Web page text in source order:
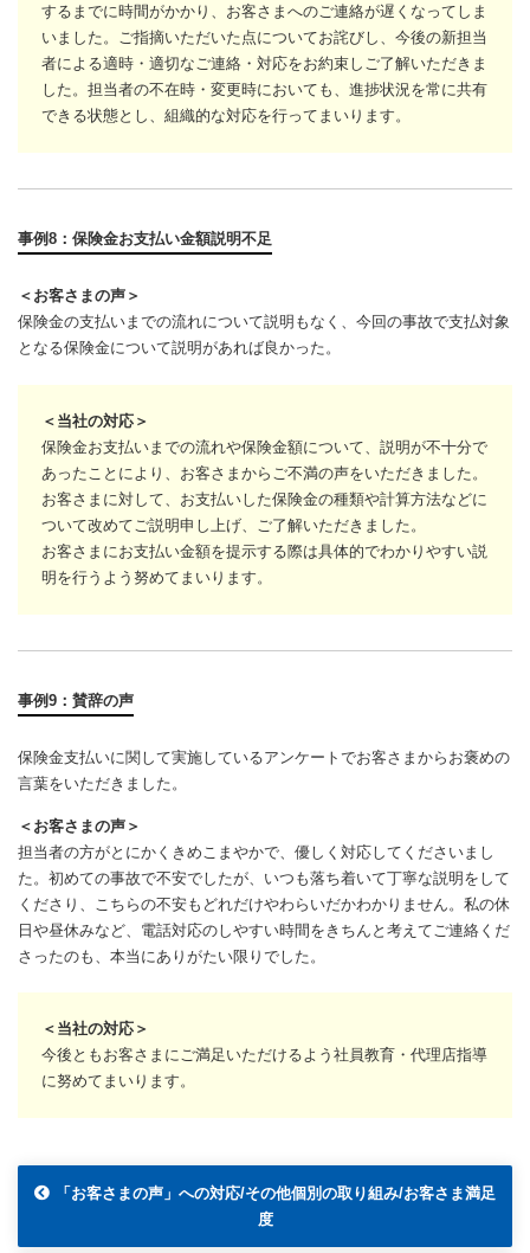
するまでに時間がかかり、お客さまへのご連絡が遅くなってしま
いました。ご指摘いただいた点についてお詫びし、今後の新担当
者による適時・適切なご連絡・対応をお約束しご了解いただきま
した。担当者の不在時・変更時においても、進捗状況を常に共有
できる状態とし、組織的な対応を行ってまいります。
事例8：保険金お支払い金額説明不足
＜お客さまの声＞
保険金の支払いまでの流れについて説明もなく、今回の事故で支払対象
となる保険金について説明があれば良かった。
＜当社の対応＞
保険金お支払いまでの流れや保険金額について、説明が不十分で
あったことにより、お客さまからご不満の声をいただきました。
お客さまに対して、お支払いした保険金の種類や計算方法などに
ついて改めてご説明申し上げ、ご了解いただきました。
お客さまにお支払い金額を提示する際は具体的でわかりやすい説
明を行うよう努めてまいります。
事例9：賛辞の声
保険金支払いに関して実施しているアンケートでお客さまからお褒めの
言葉をいただきました。
＜お客さまの声＞
担当者の方がとにかくきめこまやかで、優しく対応してくださいまし
た。初めての事故で不安でしたが、いつも落ち着いて丁寧な説明をして
くださり、こちらの不安もどれだけやわらいだかわかりません。私の休
日や昼休みなど、電話対応のしやすい時間をきちんと考えてご連絡くだ
さったのも、本当にありがたい限りでした。
＜当社の対応＞
今後ともお客さまにご満足いただけるよう社員教育・代理店指導
に努めてまいります。
「お客さまの声」への対応/その他個別の取り組み/お客さま満足
度